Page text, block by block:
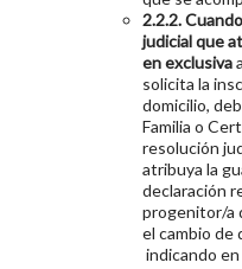
2.2.2.
judicial que
en exclusiva
solicita la
domicilio,
Familia o
resolución
atribuya la
declaración
progenitor/a
el cambio de
indicando